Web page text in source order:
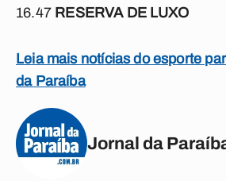
16.47 RESERVA DE LUXO
Leia mais notícias do esporte
da Paraíba
Jornal da